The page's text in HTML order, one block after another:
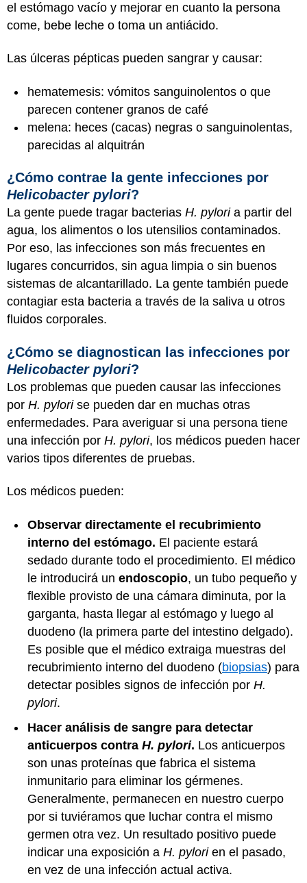
el estómago vacío y mejorar en cuanto la persona
come, bebe leche o toma un antiácido.
Las úlceras pépticas pueden sangrar y causar:
hematemesis: vómitos sanguinolentos o que
parecen contener granos de café
melena: heces (cacas) negras o sanguinolentas,
parecidas al alquitrán
¿Cómo contrae la gente infecciones por
Helicobacter pylori?
La gente puede tragar bacterias H. pyloria partir del
agua, los alimentos o los utensilios contaminados.
Por eso, las infecciones son más frecuentes en
lugares concurridos, sin agua limpia o sin buenos
sistemas de alcantarillado. La gente también puede
contagiar esta bacteria a través de la saliva u otros
fluidos corporales.
¿Cómo se diagnostican las infecciones por
Helicobacter pylori?
Los problemas que pueden causar las infecciones
por H. pylorise pueden dar en muchas otras
enfermedades. Para averiguar si una persona tiene
una infección por H. pylori, los médicos pueden hacer
varios tipos diferentes de pruebas.
Los médicos pueden:
Observar directamente el recubrimiento
interno del estómago. El paciente estará
sedado durante todo el procedimiento. El médico
le introducirá un endoscopio, un tubo pequeño y
flexible provisto de una cámara diminuta, por la
garganta, hasta llegar al estómago y luego al
duodeno (la primera parte del intestino delgado).
Es posible que el médico extraiga muestras del
recubrimiento interno del duodeno (biopsias) para
detectar posibles signos de infección por H.
pylori.
Hacer análisis de sangre para detectar
anticuerpos contra H. pylori. Los anticuerpos
son unas proteínas que fabrica el sistema
inmunitario para eliminar los gérmenes.
Generalmente, permanecen en nuestro cuerpo
por si tuviéramos que luchar contra el mismo
germen otra vez. Un resultado positivo puede
indicar una exposición a H. pylorien el pasado,
en vez de una infección actual activa.